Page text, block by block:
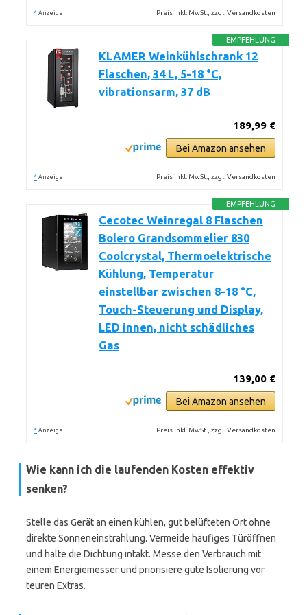
* Anzeige Preis inkl. MwSt., zzgl. Versandkosten
EMPFEHLUNG
KLAMER Weinkühlschrank 12
Flaschen, 34 L, 5-18 °C,
vibrationsarm, 37 dB
189,99 €
Bei Amazon ansehen
* Anzeige Preis inkl. MwSt., zzgl. Versandkosten
EMPFEHLUNG
Cecotec Weinregal 8 Flaschen
Bolero Grandsommelier 830
Coolcrystal, Thermoelektrische
Kühlung, Temperatur
einstellbar zwischen 8-18 °C,
Touch-Steuerung und Display,
LED innen, nicht schädliches
Gas
139,00 €
Bei Amazon ansehen
* Anzeige Preis inkl. MwSt., zzgl. Versandkosten
Wie kann ich die laufenden Kosten effektiv
senken?
Stelle das Gerät an einen kühlen, gut belüfteten Ort ohne
direkte Sonneneinstrahlung. Vermeide häufiges Türöffnen
und halte die Dichtung intakt. Messe den Verbrauch mit
einem Energiemesser und priorisiere gute Isolierung vor
teuren Extras.